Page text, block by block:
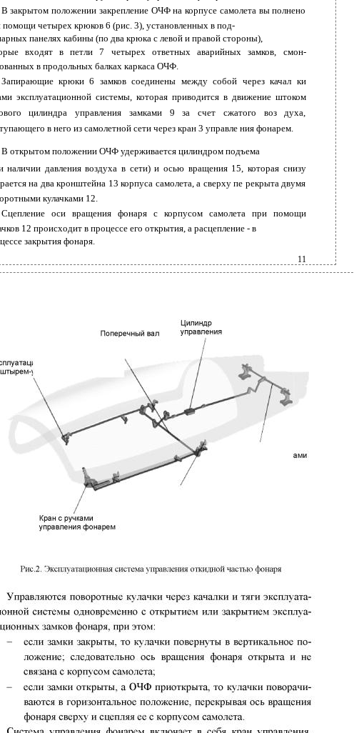
В закрытом положении закрепление ОЧФ на корпусе самолета вы­ полнено
помощи четырех крюков 6 (рис. 3), установленных в под-
панелях кабины (по два крюка с левой и правой стороны),
входят в петли 7 четырех ответных аварийных замков, смон­
в продольных балках каркаса ОЧФ.
Запирающие крюки 6 замков соединены между собой через качал­ ки
эксплуатационной системы, которая приводится в движение штоком
цилиндра управления замками 9 за счет сжатого воз­ духа,
в него из самолетной сети через кран 3 управле­ ния фонарем.
В открытом положении ОЧФ удерживается цилиндром подъема
наличии давления воздуха в сети) и осью вращения 15, которая снизу
на два кронштейна 13 корпуса самолета, а сверху пе­ рекрыта двумя
кулачками 12.
Сцепление оси вращения фонаря с корпусом самолета при помощи
12 происходит в процессе его открытия, а расцепление - в
закрытия фонаря.
11